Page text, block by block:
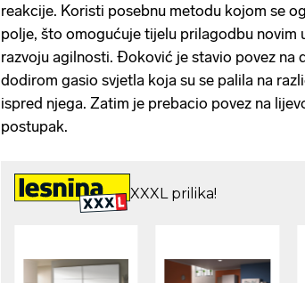
reakcije. Koristi posebnu metodu kojom se
polje, što omogućuje tijelu prilagodbu novim
razvoju agilnosti. Đoković je stavio povez na
dodirom gasio svjetla koja su se palila na
ispred njega. Zatim je prebacio povez na
postupak.